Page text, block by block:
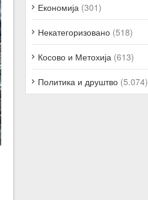
Економија (301)
Некатегоризовано (518)
Косово и Метохија (613)
Политика и друштво (5.074)